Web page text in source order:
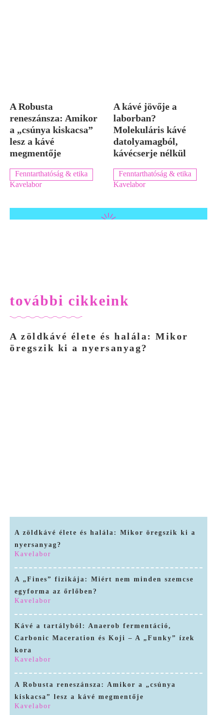
A Robusta
reneszánsza: Amikor
a „csúnya kiskacsa”
lesz a kávé
megmentője
Fenntarthatóság & etika
Kavelabor
A kávé jövője a
laborban?
Molekuláris kávé
datolyamagból,
kávécserje nélkül
Fenntarthatóság & etika
Kavelabor
további cikkeink
A zöldkávé élete és halála: Mikor
öregszik ki a nyersanyag?
A zöldkávé élete és halála: Mikor öregszik ki a
nyersanyag?
Kavelabor
A „Fines” fizikája: Miért nem minden szemcse
egyforma az őrlőben?
Kavelabor
Kávé a tartályból: Anaerob fermentáció,
Carbonic Maceration és Koji – A „Funky” ízek
kora
Kavelabor
A Robusta reneszánsza: Amikor a „csúnya
kiskacsa” lesz a kávé megmentője
Kavelabor